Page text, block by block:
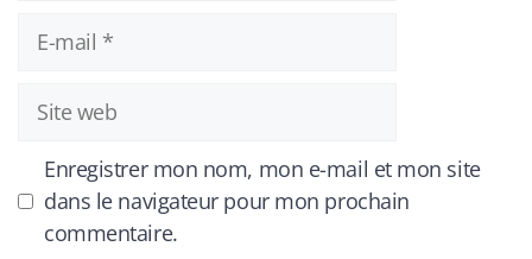
mail
Site
web
Enregistrer mon nom, mon e-mail et mon site
dans le navigateur pour mon prochain
commentaire.